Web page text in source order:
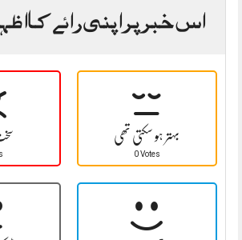
اس خبر پر اپنی رائے کا
بہتر ہو سکتی تھی
0 Votes